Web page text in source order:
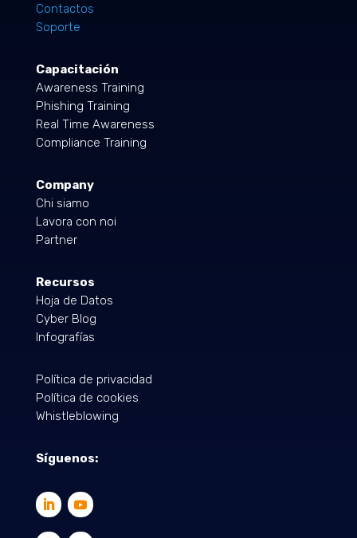
Contactos
Soporte
Capacitación
Awareness Training
Phishing Training
Real Time Awareness
Compliance Training
Company
Chi siamo
Lavora con noi
Partner
Recursos
Hoja de Datos
Cyber Blog
Infografías
Política de privacidad
Política de cookies
Whistleblowing
Síguenos: